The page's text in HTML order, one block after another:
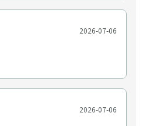
2026-07-06
2026-07-06